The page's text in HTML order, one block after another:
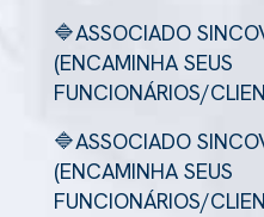
🔷ASSOCIADO
(ENCAMINHA SEUS
FUNCIONÁRIOS/
🔷ASSOCIADO
(ENCAMINHA SEUS
FUNCIONÁRIOS/